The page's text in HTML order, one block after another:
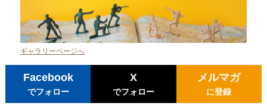
ギャラリーページへ
Facebook
でフォロー
X
でフォロー
メルマガ
に登録